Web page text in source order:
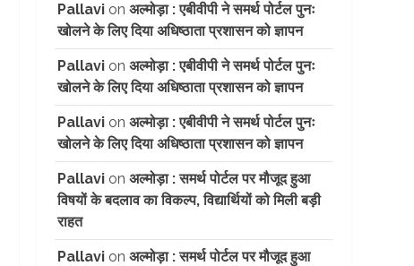
Pallavion अल्मोड़ा : एबीवीपी ने समर्थ पोर्टल पुनः
खोलने के लिए दिया अधिष्ठाता प्रशासन को ज्ञापन
Pallavion अल्मोड़ा : एबीवीपी ने समर्थ पोर्टल पुनः
खोलने के लिए दिया अधिष्ठाता प्रशासन को ज्ञापन
Pallavion अल्मोड़ा : एबीवीपी ने समर्थ पोर्टल पुनः
खोलने के लिए दिया अधिष्ठाता प्रशासन को ज्ञापन
Pallavion अल्मोड़ा : समर्थ पोर्टल पर मौजूद हुआ
विषयों के बदलाव का विकल्प, विद्यार्थियों को मिली बड़ी
राहत
Pallavion अल्मोड़ा : समर्थ पोर्टल पर मौजूद हुआ